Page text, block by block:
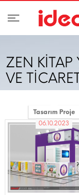
ZEN KİTAP
VE
Tasarım Proje
06.10.2023